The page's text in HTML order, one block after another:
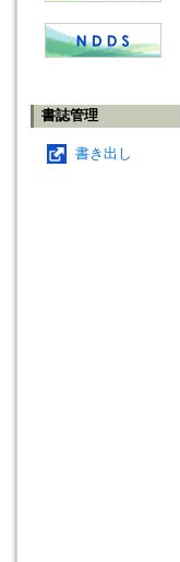
書誌管理
書き出し